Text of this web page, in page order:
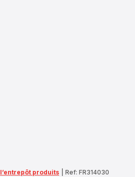
l’entrepôt produits Ref: FR314030